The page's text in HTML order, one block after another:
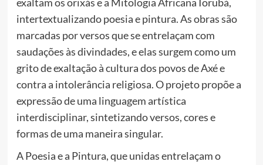
exaltam os orixás e a Mitologia Africana Iorubá,
intertextualizando poesia e pintura. As obras são
marcadas por versos que se entrelaçam com
saudações às divindades, e elas surgem como um
grito de exaltação à cultura dos povos de Axé e
contra a intolerância religiosa. O projeto propõe a
expressão de uma linguagem artística
interdisciplinar, sintetizando versos, cores e
formas de uma maneira singular.
A Poesia e a Pintura, que unidas entrelaçam o